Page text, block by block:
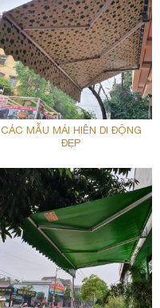
CÁC MẪU MÁI HIÊN DI ĐỘNG
ĐẸP